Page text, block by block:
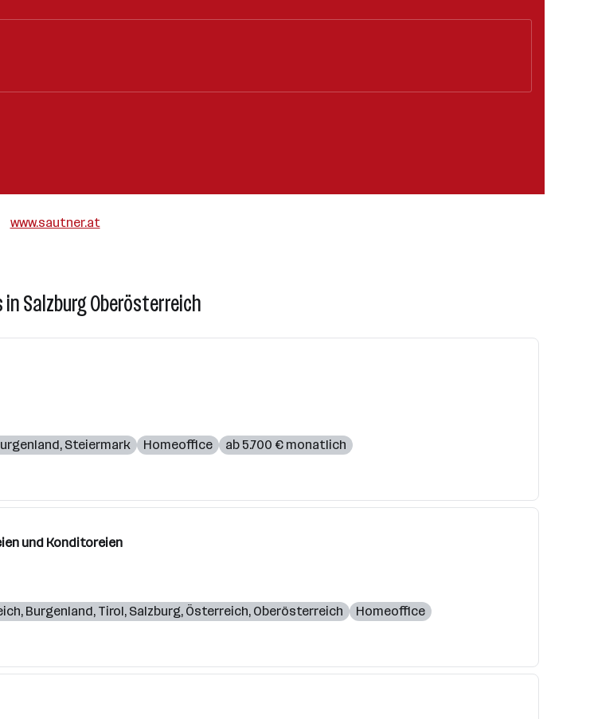
www.sautner.at
in Salzburg Oberösterreich
, Steiermark Homeoffice ab 5.700 € monatlich
und Konditoreien
, Burgenland, Tirol, Salzburg, Österreich, Oberösterreich Homeoffice